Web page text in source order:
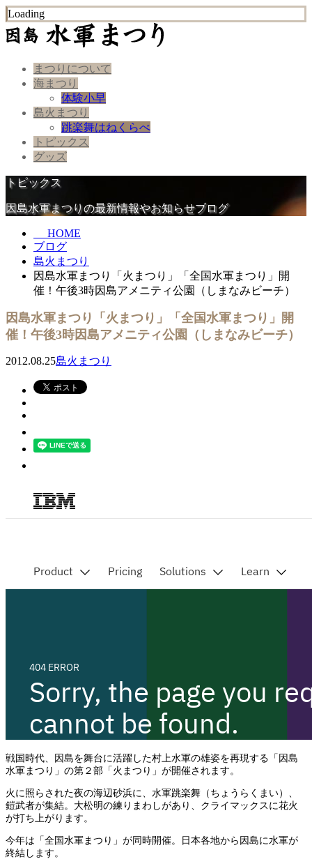
Loading
まつりについて
海まつり
体験小早
島火まつり
跳楽舞はねくらべ
トピックス
グッズ
トピックス
因島水軍まつりの最新情報やお知らせブログ
HOME
ブログ
島火まつり
因島水軍まつり「火まつり」「全国水軍まつり」開
催！午後3時因島アメニティ公園（しまなみビーチ）
因島水軍まつり「火まつり」「全国水軍まつり」開
催！午後3時因島アメニティ公園（しまなみビーチ）
2012.08.25島火まつり
戦国時代、因島を舞台に活躍した村上水軍の雄姿を再現する「因島
水軍まつり」の第２部「火まつり」が開催されます。
火に照らされた夜の海辺砂浜に、水軍跳楽舞（ちょうらくまい）、
鎧武者が集結。大松明の練りまわしがあり、クライマックスに花火
が打ち上がります。
今年は「全国水軍まつり」が同時開催。日本各地から因島に水軍が
終結します。